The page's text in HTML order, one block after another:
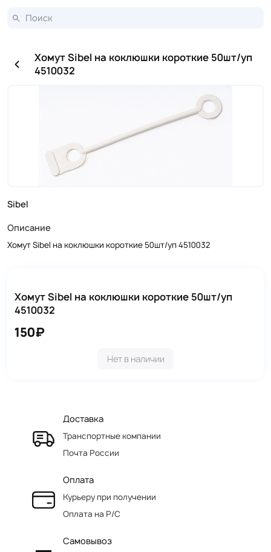
Хомут Sibel на коклюшки короткие 50шт/уп
4510032
Sibel
Описание
Хомут Sibel на коклюшки короткие 50шт/уп 4510032
Хомут Sibel на коклюшки короткие 50шт/уп
4510032
150₽
Нет в наличии
Доставка
Транспортные компании
Почта России
Оплата
Курьеру при получении
Оплата на Р/C
Самовывоз